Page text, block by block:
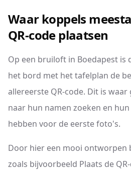
Waar koppels
QR-code plaatsen
Op een bruiloft in Boedapest is
het bord met het tafelplan de
allereerste QR-code. Dit is
naar hun namen zoeken en
hebben voor de eerste foto's.
Door hier een mooi ontworpen
zoals bijvoorbeeld Plaats de